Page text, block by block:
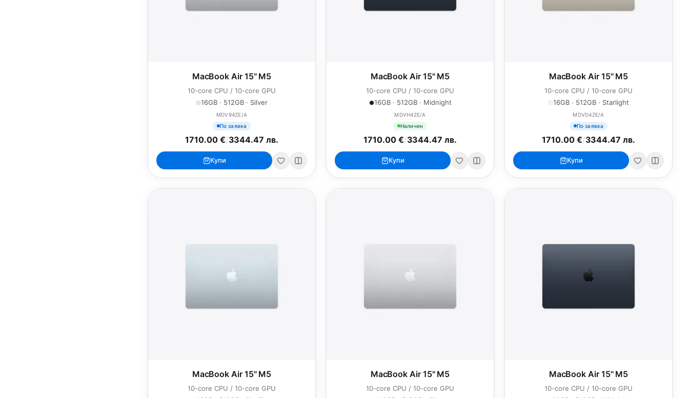
MacBook Air 15" M5
10-core CPU / 10-core GPU
16GB · 512GB · Silver
MDV94ZE/A
По заявка
1710.00 €/3344.47 лв.
Купи
MacBook Air 15" M5
10-core CPU / 10-core GPU
16GB · 512GB · Midnight
MDVH4ZE/A
Наличен
1710.00 €/3344.47 лв.
Купи
MacBook Air 15" M5
10-core CPU / 10-core GPU
16GB · 512GB · Starlight
MDVD4ZE/A
По заявка
1710.00 €/3344.47 лв.
Купи
MacBook Air 15" M5
10-core CPU / 10-core GPU
MacBook Air 15" M5
10-core CPU / 10-core GPU
MacBook Air 15" M5
10-core CPU / 10-core GPU